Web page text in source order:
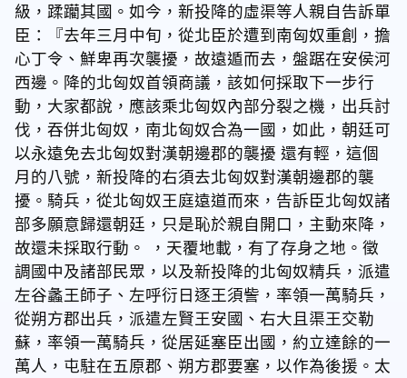
級，蹂躪其國。如今，新投降的虛渠等人親自告訴單
臣：『去年三月中旬，從北臣於遭到南匈奴重創，擔
心丁令、鮮卑再次襲擾，故遠遁而去，盤踞在安侯河
西邊。降的北匈奴首領商議，該如何採取下一步行
動，大家都說，應該乘北匈奴內部分裂之機，出兵討
伐，吞併北匈奴，南北匈奴合為一國，如此，朝廷可
以永遠免去北匈奴對漢朝邊郡的襲擾 還有輕，這個
月的八號，新投降的右須去北匈奴對漢朝邊郡的襲
擾。騎兵，從北匈奴王庭遠道而來，告訴臣北匈奴諸
部多願意歸還朝廷，只是恥於親自開口，主動來降，
故還未採取行動。 ，天覆地載，有了存身之地。徵
調國中及諸部民眾，以及新投降的北匈奴精兵，派遣
左谷蠡王師子、左呼衍日逐王須訾，率領一萬騎兵，
從朔方郡出兵，派遣左賢王安國、右大且渠王交勒
蘇，率領一萬騎兵，從居延塞臣出國，約立達餘的一
萬人，屯駐在五原郡、朔方郡要塞，以作為後援。太